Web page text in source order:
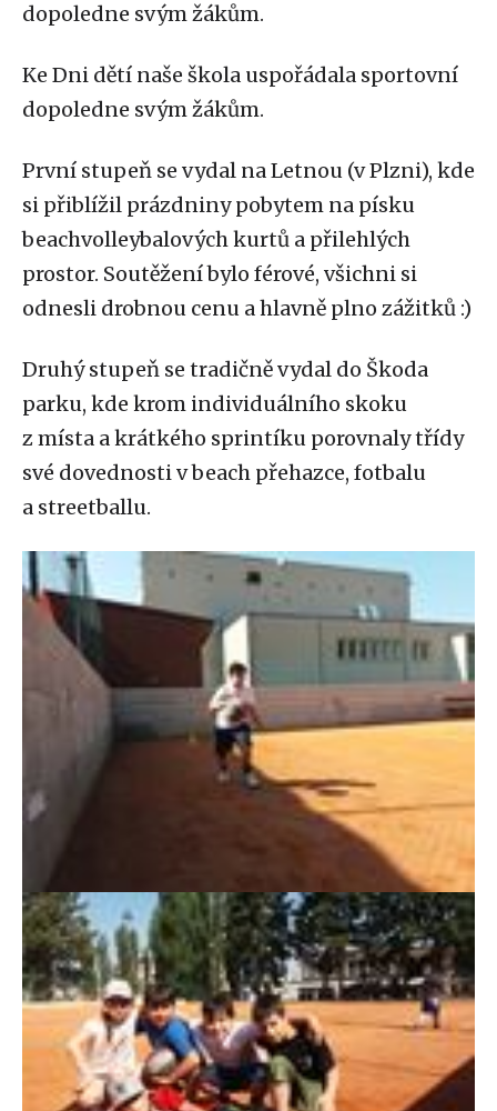
dopoledne svým žákům.
Ke Dni dětí naše škola uspořádala sportovní
dopoledne svým žákům.
První stupeň se vydal na Letnou (v Plzni), kde
si přiblížil prázdniny pobytem na písku
beachvolleybalových kurtů a přilehlých
prostor. Soutěžení bylo férové, všichni si
odnesli drobnou cenu a hlavně plno zážitků :)
Druhý stupeň se tradičně vydal do Škoda
parku, kde krom individuálního skoku
z místa a krátkého sprintíku porovnaly třídy
své dovednosti v beach přehazce, fotbalu
a streetballu.